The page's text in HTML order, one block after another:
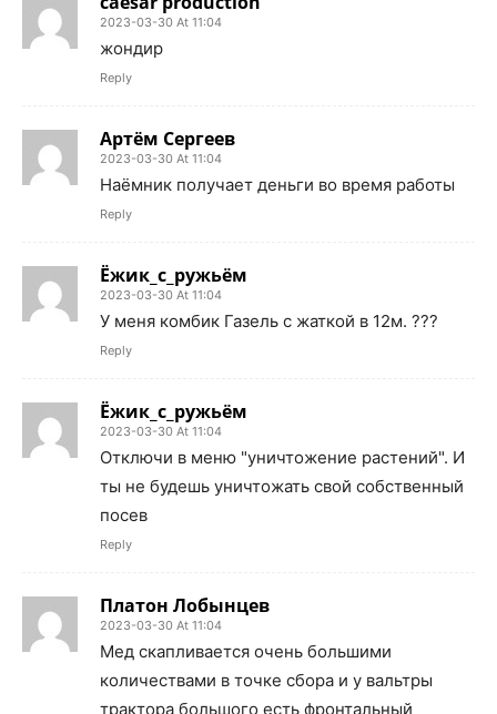
2023-03-30 At 11:04
жондир
Reply
Артём Сергеев
2023-03-30 At 11:04
Наёмник получает деньги во время работы
Reply
Ёжик_с_ружьём
2023-03-30 At 11:04
У меня комбик Газель с жаткой в 12м. ???
Reply
Ёжик_с_ружьём
2023-03-30 At 11:04
Отключи в меню "уничтожение растений". И
ты не будешь уничтожать свой собственный
посев
Reply
Платон Лобынцев
2023-03-30 At 11:04
Мед скапливается очень большими
количествами в точке сбора и у вальтры
трактора большого есть фронтальный